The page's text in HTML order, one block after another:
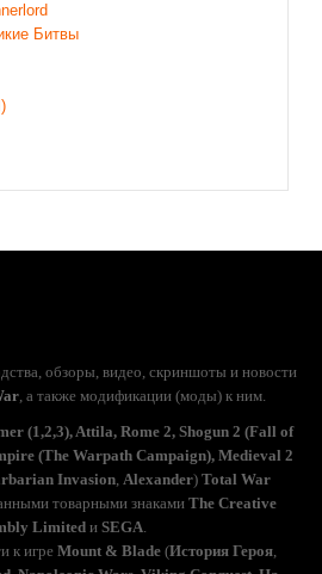
Битвы
обзоры, видео, скриншоты и новости
, а также модификации (моды) к ним.
(1,2,3), Attila, Rome 2, Shogun 2 (Fall of
(The Warpath Campaign), Medieval 2
Invasion, Alexander)Total War
товарными знаками The Creative
Limitedи SEGA.
к игре Mount & Blade(История Героя,